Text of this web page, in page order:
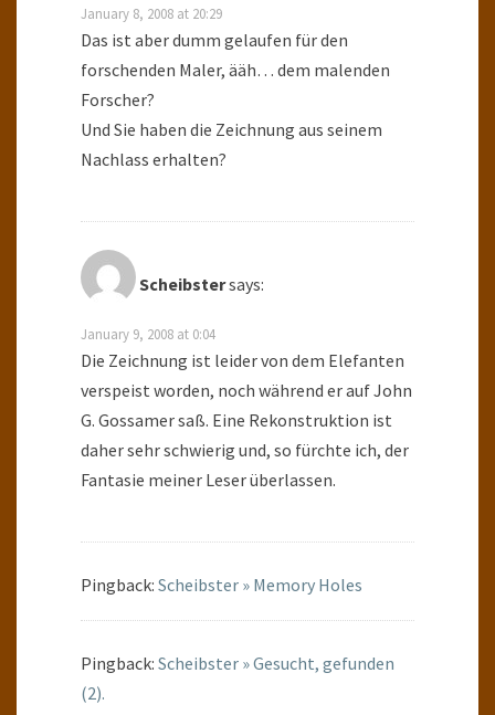
January 8, 2008 at 20:29
Das ist aber dumm gelaufen für den
forschenden Maler, ääh… dem malenden
Forscher?
Und Sie haben die Zeichnung aus seinem
Nachlass erhalten?
Scheibstersays:
January 9, 2008 at 0:04
Die Zeichnung ist leider von dem Elefanten
verspeist worden, noch während er auf John
G. Gossamer saß. Eine Rekonstruktion ist
daher sehr schwierig und, so fürchte ich, der
Fantasie meiner Leser überlassen.
Pingback: Scheibster » Memory Holes
Pingback: Scheibster » Gesucht, gefunden
(2).